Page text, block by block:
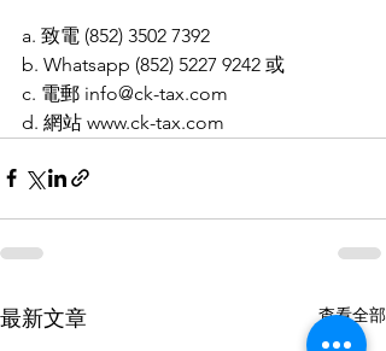
a. 致電 (852) 3502 7392
b. Whatsapp (852) 5227 9242 或
c. 電郵 info@ck-tax.com
d. 網站 www.ck-tax.com
最新文章 查看全部